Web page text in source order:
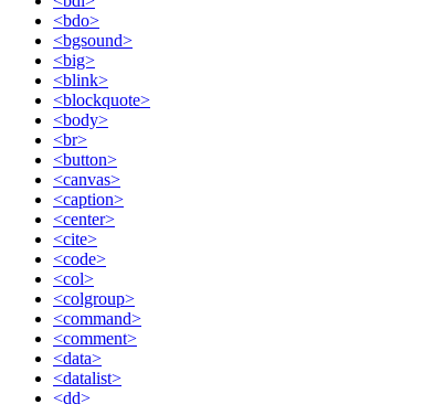
<bdo>
<bgsound>
<big>
<blink>
<blockquote>
<body>
<br>
<button>
<canvas>
<caption>
<center>
<cite>
<code>
<col>
<colgroup>
<command>
<comment>
<data>
<datalist>
<dd>